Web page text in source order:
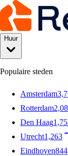
Huur
Populaire steden
Amsterdam
Rotterdam
Den Haag
Utrecht1,263
Eindhoven844